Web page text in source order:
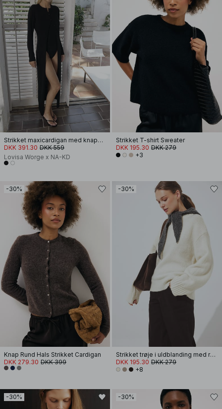
Strikket maxicardigan med knapdetalje
DKK 391.30 DKK 559
Lovisa Worge x NA-KD
Strikket T-shirt Sweater
DKK 195.30 DKK 279
+3
-30%
Knap Rund Hals Strikket Cardigan
DKK 279.30 DKK 399
-30%
Strikket trøje i uldblanding med rund hals
DKK 195.30 DKK 279
+8
-30% -30%